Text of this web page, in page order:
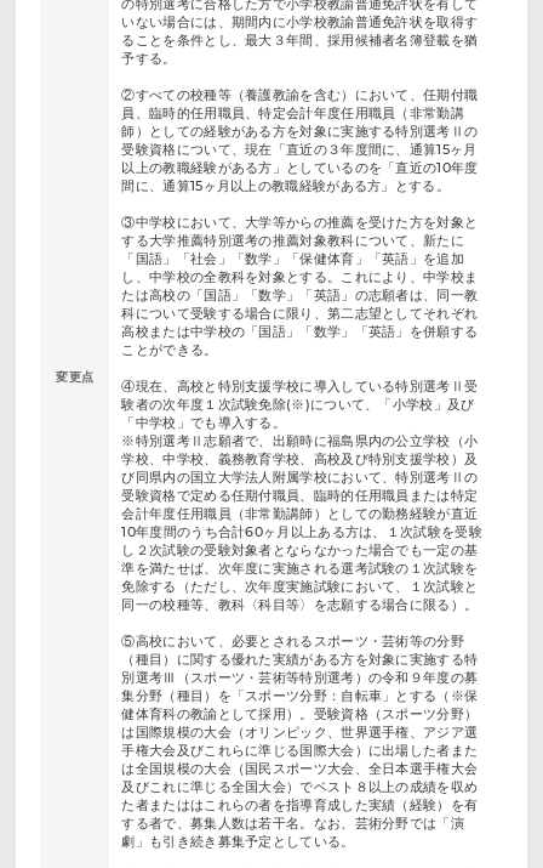
変更点
の特別選考に合格した方で小学校教諭普通免許状を有して
いない場合には、期間内に小学校教諭普通免許状を取得す
ることを条件とし、最大３年間、採用候補者名簿登載を猶
予する。
②すべての校種等（養護教諭を含む）において、任期付職
員、臨時的任用職員、特定会計年度任用職員（非常勤講
師）としての経験がある方を対象に実施する特別選考Ⅱの
受験資格について、現在「直近の３年度間に、通算15ヶ月
以上の教職経験がある方」としているのを「直近の10年度
間に、通算15ヶ月以上の教職経験がある方」とする。
③中学校において、大学等からの推薦を受けた方を対象と
する大学推薦特別選考の推薦対象教科について、新たに
「国語」「社会」「数学」「保健体育」「英語」を追加
し、中学校の全教科を対象とする。これにより、中学校ま
たは高校の「国語」「数学」「英語」の志願者は、同一教
科について受験する場合に限り、第二志望としてそれぞれ
高校または中学校の「国語」「数学」「英語」を併願する
ことができる。
④現在、高校と特別支援学校に導入している特別選考Ⅱ受
験者の次年度１次試験免除(※)について、「小学校」及び
「中学校」でも導入する。
※特別選考Ⅱ志願者で、出願時に福島県内の公立学校（小
学校、中学校、義務教育学校、高校及び特別支援学校）及
び同県内の国立大学法人附属学校において、特別選考Ⅱの
受験資格で定める任期付職員、臨時的任用職員または特定
会計年度任用職員（非常勤講師）としての勤務経験が直近
10年度間のうち合計60ヶ月以上ある方は、１次試験を受験
し２次試験の受験対象者とならなかった場合でも一定の基
準を満たせば、次年度に実施される選考試験の１次試験を
免除する（ただし、次年度実施試験において、１次試験と
同一の校種等、教科〈科目等〉を志願する場合に限る）。
⑤高校において、必要とされるスポーツ・芸術等の分野
（種目）に関する優れた実績がある方を対象に実施する特
別選考Ⅲ（スポーツ・芸術等特別選考）の令和９年度の募
集分野（種目）を「スポーツ分野：自転車」とする（※保
健体育科の教諭として採用）。受験資格（スポーツ分野）
は国際規模の大会（オリンピック、世界選手権、アジア選
手権大会及びこれらに準じる国際大会）に出場した者また
は全国規模の大会（国民スポーツ大会、全日本選手権大会
及びこれに準じる全国大会）でベスト８以上の成績を収め
た者またははこれらの者を指導育成した実績（経験）を有
する者で、募集人数は若干名。なお、芸術分野では「演
劇」も引き続き募集予定としている。